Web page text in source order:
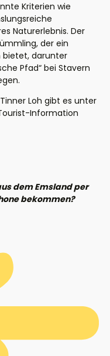
Kriterien wie
Naturerlebnis. Der
der ein
bietet, darunter
Pfad“ bei Stavern
Loh gibt es unter
Information
dem Emsland per
bekommen?